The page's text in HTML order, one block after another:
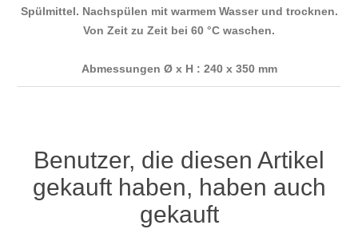
Spülmittel. Nachspülen mit warmem Wasser und trocknen.
Von Zeit zu Zeit bei 60 °C waschen.
Abmessungen Ø x H : 240 x 350 mm
Benutzer, die diesen Artikel
gekauft haben, haben auch
gekauft